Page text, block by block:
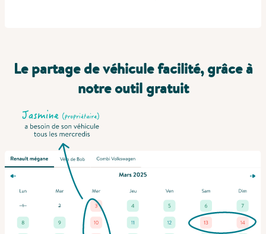
Le partage de véhicule facilité, grâce à
notre outil gratuit